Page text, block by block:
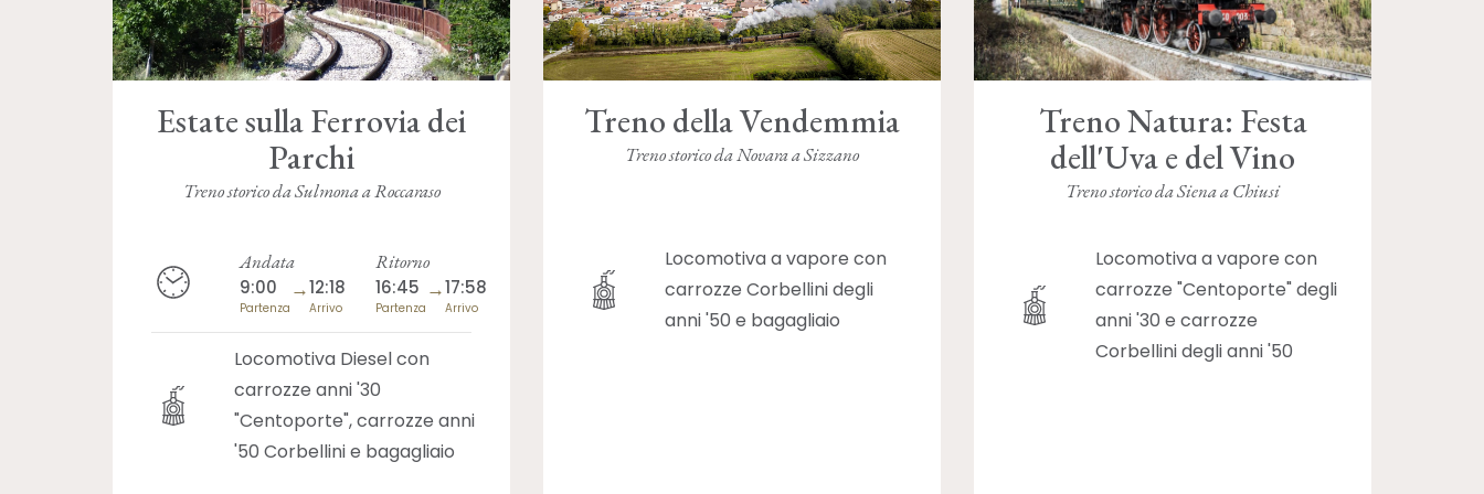
Estate sulla Ferrovia dei
Parchi
Treno storico da Sulmona a Roccaraso
Andata
9:00
Partenza
→12:18
Arrivo
Ritorno
16:45
Partenza
→17:58
Arrivo
Locomotiva Diesel con
carrozze anni '30
"Centoporte", carrozze anni
'50 Corbellini e bagagliaio
Treno della Vendemmia
Treno storico da Novara a Sizzano
Locomotiva a vapore con
carrozze Corbellini degli
anni '50 e bagagliaio
Treno Natura: Festa
dell'Uva e del Vino
Treno storico da Siena a Chiusi
Locomotiva a vapore con
carrozze "Centoporte" degli
anni '30 e carrozze
Corbellini degli anni '50